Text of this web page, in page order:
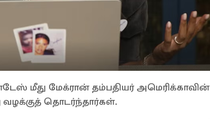
மீது மேக்ரான் தம்பதியர் அமெரிக்காவின்
தொடர்ந்தார்கள்.